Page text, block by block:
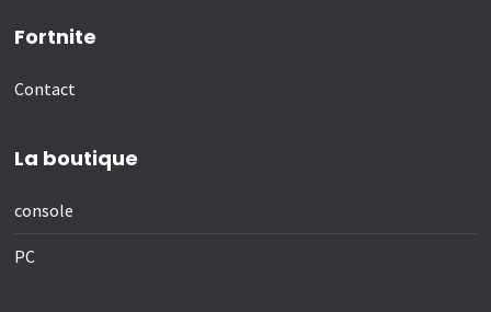
Fortnite
Contact
La boutique
console
PC